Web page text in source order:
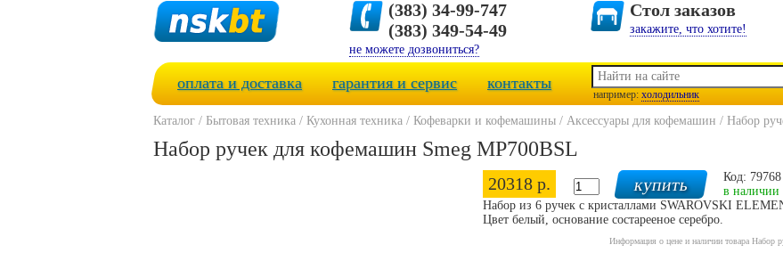
(383) 34-99-747
(383) 349-54-49
не можете дозвониться?
Стол заказов
закажите, что хотите!
оплата и доставка гарантия и сервис контакты
например: холодильник
Каталог / Бытовая техника / Кухонная техника / Кофеварки и кофемашины / Аксессуары для кофемашин / Набор
Набор ручек для кофемашин Smeg MP700BSL
20318 р.
Код: 79768
в наличии
Набор из 6 ручек с кристаллами SWAROVSKI
Цвет белый, основание состарееное серебро.
Информация о цене и наличии товара Набор